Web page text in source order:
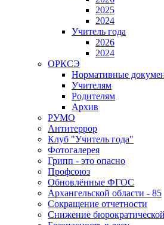
2025
2024
Учитель года
2026
2024
ОРКСЭ
Нормативные
Учителям
Родителям
Архив
РУМО
Антитеррор
Клуб "Учитель года"
Фотогалерея
Грипп - это опасно
Профсоюз
Обновлённые ФГОС
Архангельской области - 85
Сокращение отчетности
Снижение